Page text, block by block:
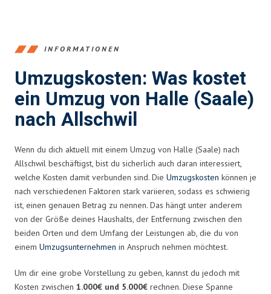
INFORMATIONEN
Umzugskosten: Was kostet
ein Umzug von Halle (Saale)
nach Allschwil
Wenn du dich aktuell mit einem Umzug von Halle (Saale) nach
Allschwil beschäftigst, bist du sicherlich auch daran interessiert,
welche Kosten damit verbunden sind. Die Umzugskosten können je
nach verschiedenen Faktoren stark variieren, sodass es schwierig
ist, einen genauen Betrag zu nennen. Das hängt unter anderem
von der Größe deines Haushalts, der Entfernung zwischen den
beiden Orten und dem Umfang der Leistungen ab, die du von
einem Umzugsunternehmen in Anspruch nehmen möchtest.
Um dir eine grobe Vorstellung zu geben, kannst du jedoch mit
Kosten zwischen 1.000€ und 5.000€ rechnen. Diese Spanne